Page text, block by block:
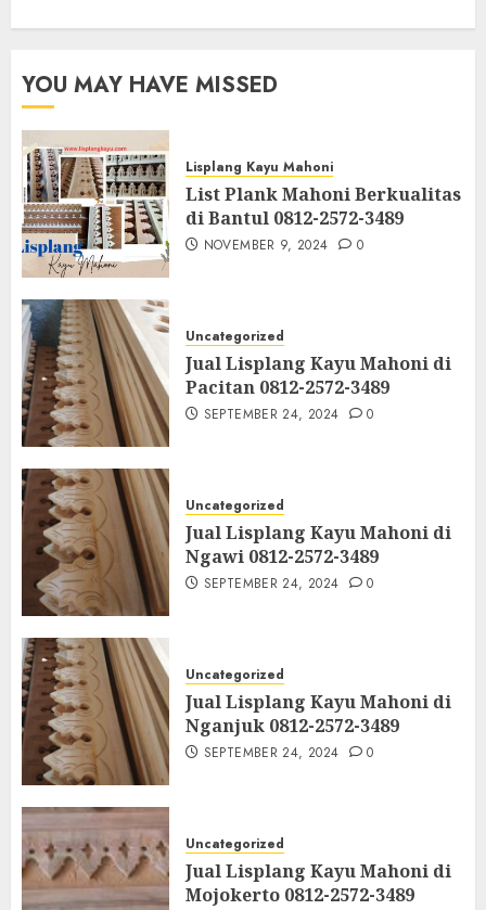
YOU MAY HAVE MISSED
Lisplang Kayu Mahoni
List Plank Mahoni Berkualitas
di Bantul 0812-2572-3489
NOVEMBER 9, 2024 0
Uncategorized
Jual Lisplang Kayu Mahoni di
Pacitan 0812-2572-3489
SEPTEMBER 24, 2024 0
Uncategorized
Jual Lisplang Kayu Mahoni di
Ngawi 0812-2572-3489
SEPTEMBER 24, 2024 0
Uncategorized
Jual Lisplang Kayu Mahoni di
Nganjuk 0812-2572-3489
SEPTEMBER 24, 2024 0
Uncategorized
Jual Lisplang Kayu Mahoni di
Mojokerto 0812-2572-3489